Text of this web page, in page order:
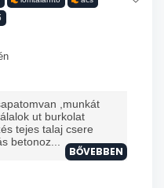
,munkát
ut burkolat
tejes talaj csere
betonoz...
BŐVEBBEN